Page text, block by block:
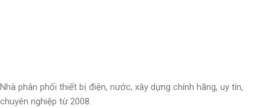
Nhà phân phối thiết bị điện, nước, xây dựng chính hãng, uy tín,
chuyên nghiệp từ 2008.